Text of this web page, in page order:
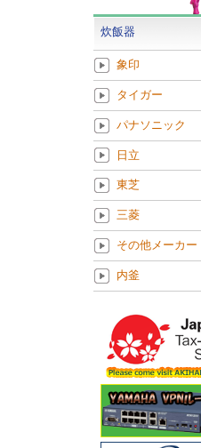
炊飯器
象印
タイガー
パナソニック
日立
東芝
三菱
その他メーカー
内釜